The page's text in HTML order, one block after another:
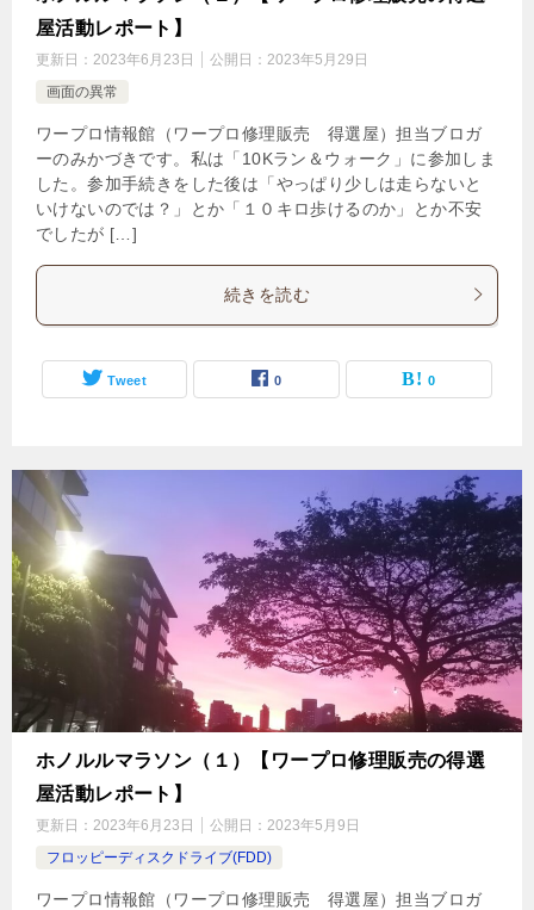
屋活動レポート】
更新日： 2023年6月23日 公開日： 2023年5月29日
画面の異常
ワープロ情報館（ワープロ修理販売 得選屋）担当ブロガ
ーのみかづきです。私は「10Kラン＆ウォーク」に参加しま
した。参加手続きをした後は「やっぱり少しは走らないと
いけないのでは？」とか「１０キロ歩けるのか」とか不安
でしたが […]
続きを読む
Tweet 0 0
ホノルルマラソン（１）【ワープロ修理販売の得選
屋活動レポート】
更新日： 2023年6月23日 公開日： 2023年5月9日
フロッピーディスクドライブ(FDD)
ワープロ情報館（ワープロ修理販売 得選屋）担当ブロガ